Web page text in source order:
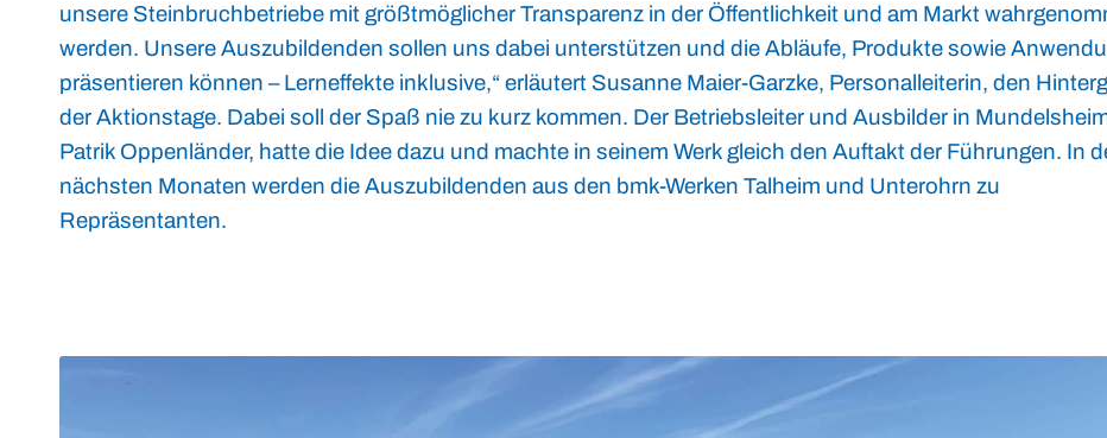
unsere Steinbruchbetriebe mit größtmöglicher Transparenz in der Öffentlichkeit und am Markt
werden. Unsere Auszubildenden sollen uns dabei unterstützen und die Abläufe, Produkte sowie
präsentieren können – Lerneffekte inklusive,“ erläutert Susanne Maier-Garzke, Personalleiterin, den
der Aktionstage. Dabei soll der Spaß nie zu kurz kommen. Der Betriebsleiter und Ausbilder in
Patrik Oppenländer, hatte die Idee dazu und machte in seinem Werk gleich den Auftakt der Führungen. In
nächsten Monaten werden die Auszubildenden aus den bmk-Werken Talheim und Unterohrn zu
Repräsentanten.